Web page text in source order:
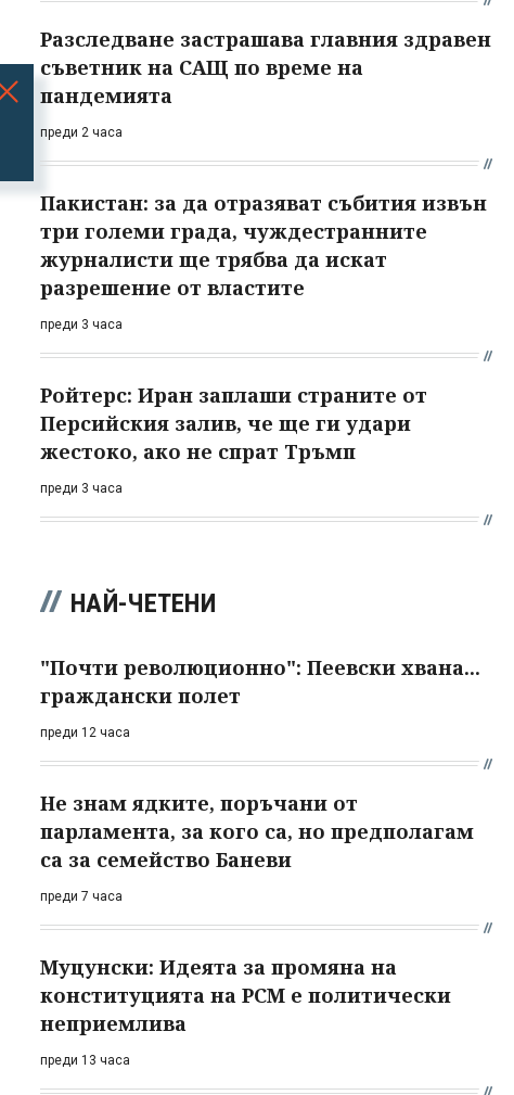
Разследване застрашава главния здравен
съветник на САЩ по време на
пандемията
преди 2 часа
Пакистан: за да отразяват събития извън
три големи града, чуждестранните
журналисти ще трябва да искат
разрешение от властите
преди 3 часа
Ройтерс: Иран заплаши страните от
Персийския залив, че ще ги удари
жестоко, ако не спрат Тръмп
преди 3 часа
НАЙ-ЧЕТЕНИ
"Почти революционно": Пеевски хвана...
граждански полет
преди 12 часа
Не знам ядките, поръчани от
парламента, за кого са, но предполагам
са за семейство Баневи
преди 7 часа
Муцунски: Идеята за промяна на
конституцията на РСМ е политически
неприемлива
преди 13 часа